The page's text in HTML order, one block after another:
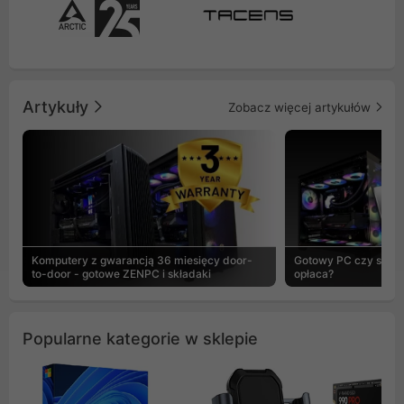
Artykuły Zobacz więcej artykułów
Komputery z gwarancją 36 miesięcy door-
to-door - gotowe ZENPC i składaki
Gotowy PC czy
opłaca?
Popularne kategorie w sklepie